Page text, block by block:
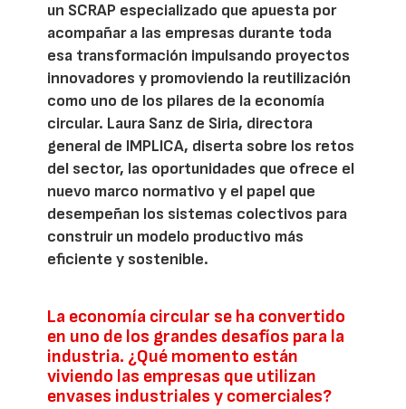
un SCRAP especializado que apuesta por
acompañar a las empresas durante toda
esa transformación impulsando proyectos
innovadores y promoviendo la reutilización
como uno de los pilares de la economía
circular. Laura Sanz de Siria, directora
general de IMPLICA, diserta sobre los retos
del sector, las oportunidades que ofrece el
nuevo marco normativo y el papel que
desempeñan los sistemas colectivos para
construir un modelo productivo más
eficiente y sostenible.
La economía circular se ha convertido
en uno de los grandes desafíos para la
industria. ¿Qué momento están
viviendo las empresas que utilizan
envases industriales y comerciales?